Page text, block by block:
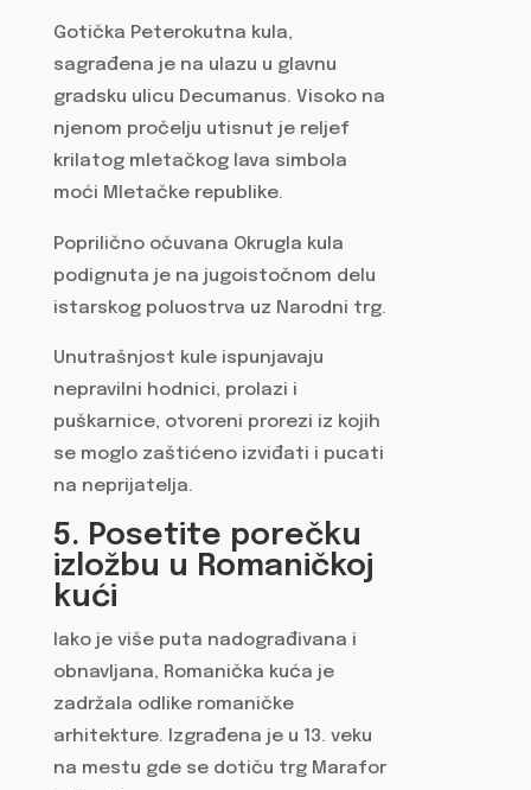
Gotička Peterokutna kula,
sagrađena je na ulazu u glavnu
gradsku ulicu Decumanus. Visoko na
njenom pročelju utisnut je reljef
krilatog mletačkog lava simbola
moći Mletačke republike.
Poprilično očuvana Okrugla kula
podignuta je na jugoistočnom delu
istarskog poluostrva uz Narodni trg.
Unutrašnjost kule ispunjavaju
nepravilni hodnici, prolazi i
puškarnice, otvoreni prorezi iz kojih
se moglo zaštićeno izviđati i pucati
na neprijatelja.
5. Posetite porečku
izložbu u Romaničkoj
kući
Iako je više puta nadograđivana i
obnavljana, Romanička kuća je
zadržala odlike romaničke
arhitekture. Izgrađena je u 13. veku
na mestu gde se dotiču trg Marafor